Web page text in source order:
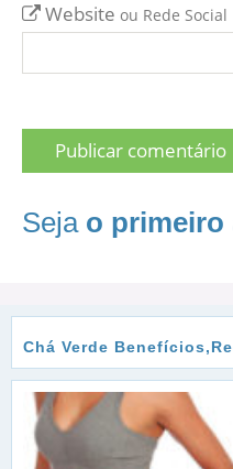
Website ou Rede Social
Seja o primeiro
Chá Verde